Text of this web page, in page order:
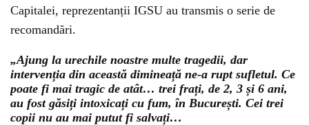
Capitalei, reprezentanții IGSU au transmis o serie de
recomandări.
„Ajung la urechile noastre multe tragedii, dar
intervenția din această dimineață ne-a rupt sufletul. Ce
poate fi mai tragic de atât… trei frați, de 2, 3 și 6 ani,
au fost găsiți intoxicați cu fum, în București. Cei trei
copii nu au mai putut fi salvați…